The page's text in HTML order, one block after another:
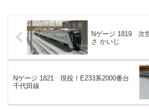
Nゲージ 1819 次
さ かいじ
Nゲージ 1821 現役！E233系2000番台
千代田線